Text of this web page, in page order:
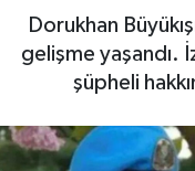
Dorukhan
gelişme yaşandı.
şüpheli
Haberde İnsan
Kültür Sanat
Magazin